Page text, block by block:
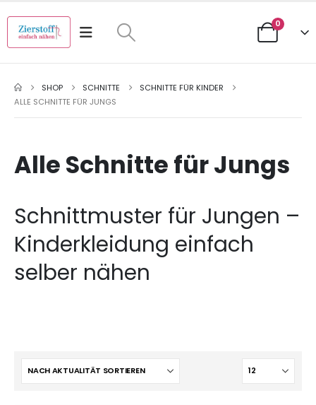
0
SHOP SCHNITTE
SCHNITTE FÜR KINDER
ALLE SCHNITTE FÜR JUNGS
Alle Schnitte für Jungs
Schnittmuster für Jungen –
Kinderkleidung einfach
selber nähen